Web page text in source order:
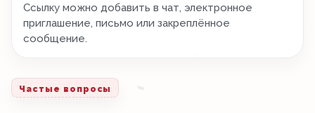
Ссылку можно добавить в чат, электронное
приглашение, письмо или закреплённое
сообщение.
Частые вопросы